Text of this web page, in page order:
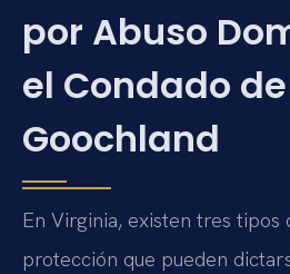
por Abuso
el Condado de
Goochland
En Virginia, existen tres tipos
protección que pueden